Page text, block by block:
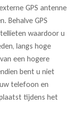
GPS antenne
Behalve GPS
waardoor u
langs hoge
een hogere
bent u niet
telefoon en
tijdens het